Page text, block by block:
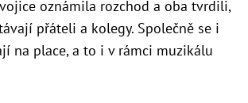
oznámila rozchod a oba tvrdili,
přáteli a kolegy. Společně se i
na place, a to i v rámci muzikálu